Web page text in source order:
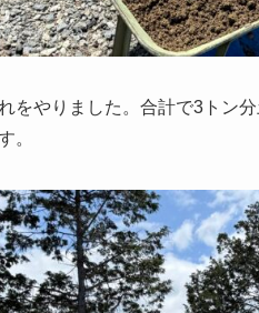
をやりました。合計で3トン
。